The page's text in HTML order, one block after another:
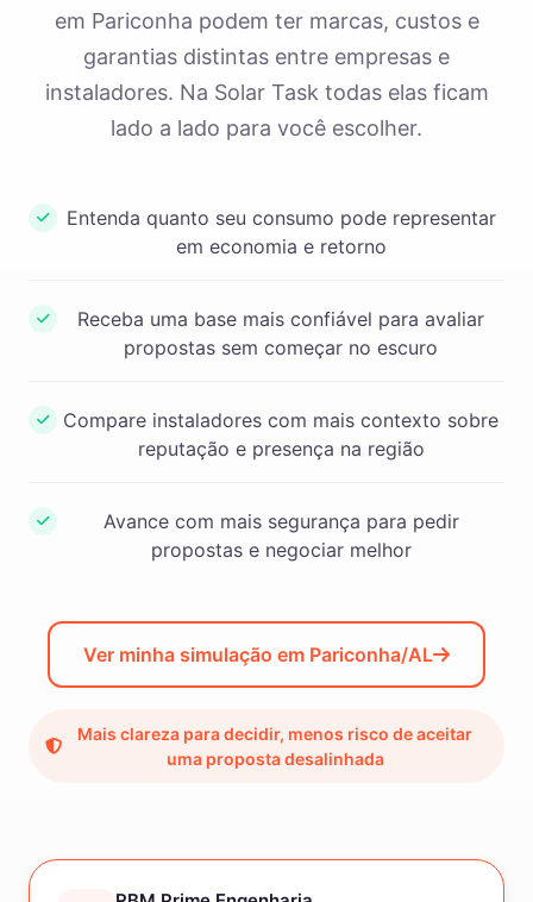
em Pariconha podem ter marcas, custos e
garantias distintas entre empresas e
instaladores. Na Solar Task todas elas ficam
lado a lado para você escolher.
Entenda quanto seu consumo pode representar
em economia e retorno
Receba uma base mais confiável para avaliar
propostas sem começar no escuro
Compare instaladores com mais contexto sobre
reputação e presença na região
Avance com mais segurança para pedir
propostas e negociar melhor
Ver minha simulação em Pariconha/AL
Mais clareza para decidir, menos risco de aceitar
uma proposta desalinhada